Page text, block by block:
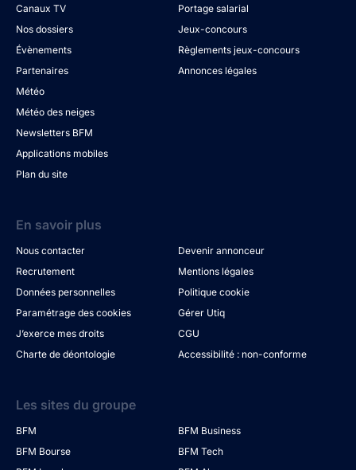
Canaux TV
Nos dossiers
Évènements
Partenaires
Météo
Météo des neiges
Newsletters BFM
Applications mobiles
Plan du site
Portage salarial
Jeux-concours
Règlements jeux-concours
Annonces légales
En savoir plus
Nous contacter
Devenir annonceur
Recrutement
Mentions légales
Données personnelles
Politique cookie
Paramétrage des cookies
Gérer Utiq
J’exerce mes droits
CGU
Charte de déontologie
Accessibilité : non-conforme
Les sites du groupe
BFM
BFM Business
BFM Bourse
BFM Tech